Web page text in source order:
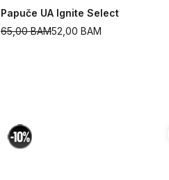
Papuče UA Ignite Select
52,00 BAM
65,00BAM